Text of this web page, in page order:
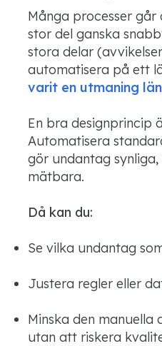
Många processer
stor del ganska
stora delar
automatisera på ett
varit en utmaning
En bra designprincip
Automatisera
gör undantag
mätbara.
Då kan du:
Se vilka undantag
Justera regler eller
Minska den manuella
utan att riskera